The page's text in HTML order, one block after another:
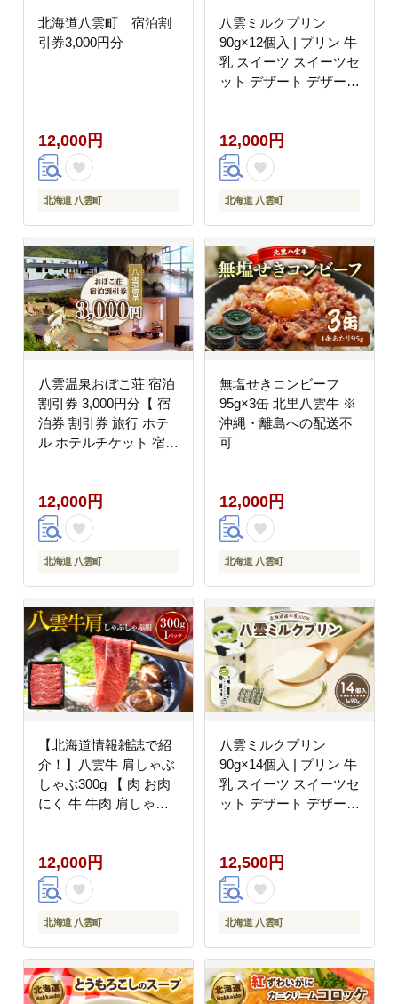
北海道八雲町 宿泊割
引券3,000円分
12,000円
北海道 八雲町
八雲ミルクプリン
90g×12個入 | プリン 牛
乳 スイーツ スイーツセ
ット デザート デザート
八雲町 北海道
12,000円
北海道 八雲町
八雲温泉おぼこ荘 宿泊
割引券 3,000円分【 宿
泊券 割引券 旅行 ホテ
ル ホテルチケット 宿泊
当地 八雲町 北海道 】
12,000円
北海道 八雲町
無塩せきコンビーフ
95g×3缶 北里八雲牛 ※
沖縄・離島への配送不
可
12,000円
北海道 八雲町
【北海道情報雑誌で紹
介！】八雲牛 肩しゃぶ
しゃぶ300g 【 肉 お肉
にく 牛 牛肉 肩しゃぶ
品 グルメ お取り寄せ
お取り寄せグルメ 八雲
町 北海道 】 ※沖縄・
離島への配送不可
12,000円
北海道 八雲町
八雲ミルクプリン
90g×14個入 | プリン 牛
乳 スイーツ スイーツセ
ット デザート デザート
八雲町 北海道
12,500円
北海道 八雲町